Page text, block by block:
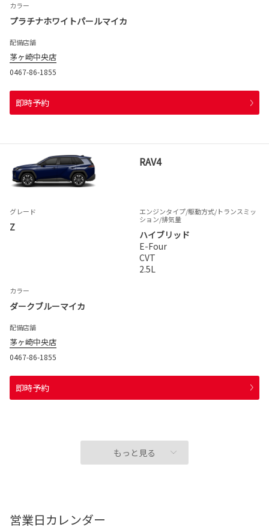
カラー
プラチナホワイトパールマイカ
配備店舗
茅ヶ崎中央店
0467-86-1855
即時予約
RAV4
グレード
Z
エンジンタイプ/駆動方式/トランスミッ
ション/排気量
ハイブリッド
E-Four
CVT
2.5L
カラー
ダークブルーマイカ
配備店舗
茅ヶ崎中央店
0467-86-1855
即時予約
もっと見る
営業日カレンダー